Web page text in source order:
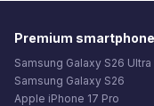
Premium
Samsung Galaxy S26 Ultra
Samsung Galaxy S26
Apple iPhone 17 Pro